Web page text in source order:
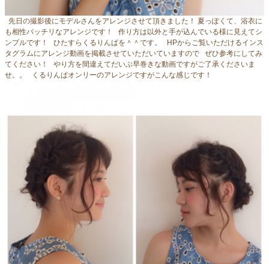
先日の撮影後にモデルさんをアレンジさせて頂きました！ 夏っぽくて、浴衣に
も相性バッチリなアレンジです！ 作り方は以外と手が込んでいる様に見えてシ
ンプルです！ ひたすらくるりんぱを＾＾です。 HPからご覧いただけるインス
タグラムにアレンジ動画を掲載させていただいていますので ぜひ参考にしてみ
てください！ やり方を間違えてだいぶ早巻きな動画ですがご了承くださいま
せ。。 くるりんぱオンリーのアレンジですがこんな感じです！